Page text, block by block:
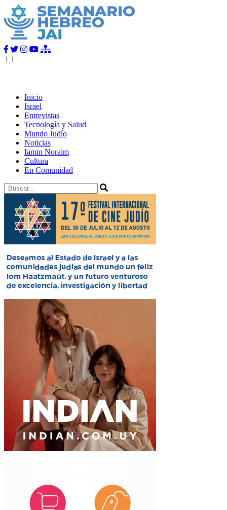
Inicio
Israel
Entrevistas
Tecnología y Salud
Mundo Judío
Noticias
Iamin Noraim
Cultura
En Comunidad